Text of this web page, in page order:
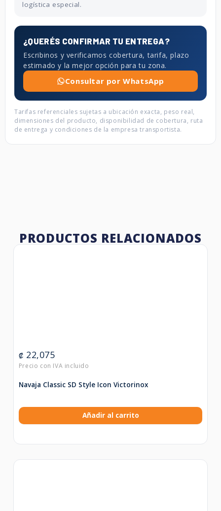
logística especial.
¿QUERÉS CONFIRMAR TU ENTREGA?
Escribinos y verificamos cobertura, tarifa, plazo
estimado y la mejor opción para tu zona.
Consultar por WhatsApp
Tarifas referenciales sujetas a ubicación exacta, peso real,
dimensiones del producto, disponibilidad de cobertura, ruta
de entrega y condiciones de la empresa transportista.
PRODUCTOS RELACIONADOS
₡ 22,075
Navaja Classic SD Style Icon Victorinox
Añadir al carrito